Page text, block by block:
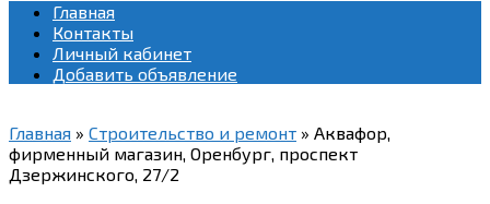
Главная
Контакты
Личный кабинет
Добавить объявление
Главная » Строительство и ремонт » Аквафор,
фирменный магазин, Оренбург, проспект
Дзержинского, 27/2